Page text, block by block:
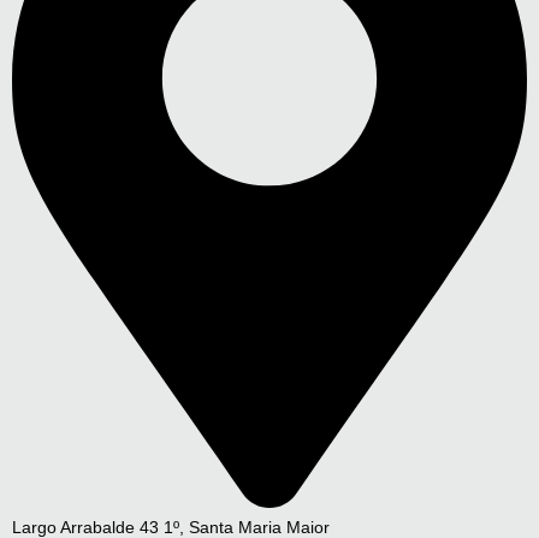
Largo Arrabalde 43 1º, Santa Maria Maior